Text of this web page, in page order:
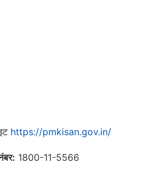
https://pmkisan.gov.in/
1800-11-5566